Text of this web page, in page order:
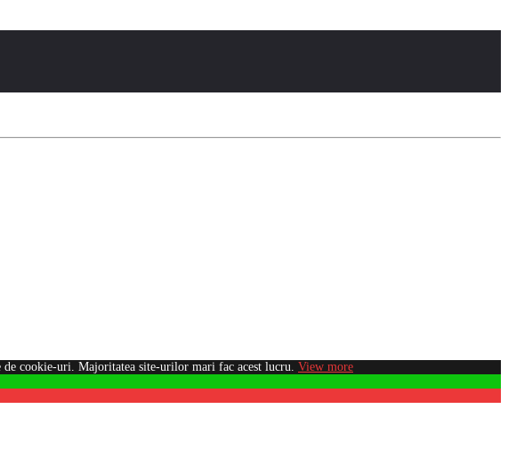
de cookie-uri. Majoritatea site-urilor mari fac acest lucru. View more